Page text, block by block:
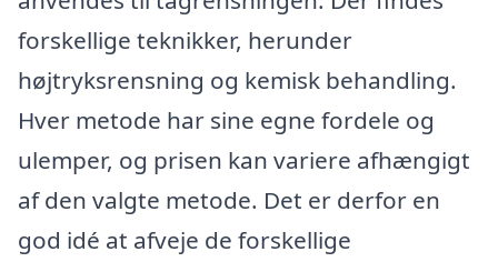
forskellige teknikker, herunder
højtryksrensning og kemisk behandling.
Hver metode har sine egne fordele og
ulemper, og prisen kan variere afhængigt
af den valgte metode. Det er derfor en
god idé at afveje de forskellige